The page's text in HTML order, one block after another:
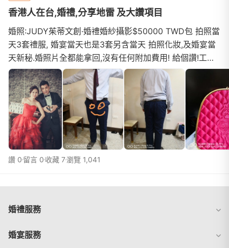
香港人在台,婚禮,分享地雷 及大讚項目
婚照:JUDY茱蒂文創·婚禮婚紗攝影$50000 TWD包 拍照當
天3套禮服, 婚宴當天也是3套另含當天 拍照化妝,及婚宴當
天新秘.婚照片全都能拿回,沒有任何附加費用! 給個讚!工作
人員都十分熱心,未有因為我們FULL PAY 所有費用而有所
不用,因聽說別家店,在FULL PAY 後,態度便有所變化.唯一不
太好,是其中一個工作人員在本人太太選禮服時 面臭臭.除此
之外都是
讚 0 留言 0 收藏 7瀏覽 1,041
婚禮服務
婚宴服務